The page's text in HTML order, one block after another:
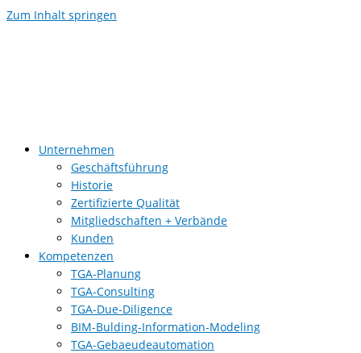
Zum Inhalt springen
Unternehmen
Geschäftsführung
Historie
Zertifizierte Qualität
Mitgliedschaften + Verbände
Kunden
Kompetenzen
TGA-Planung
TGA-Consulting
TGA-Due-Diligence
BIM-Bulding-Information-Modeling
TGA-Gebaeudeautomation